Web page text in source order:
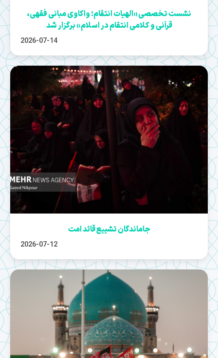
نشست تخصصی «الهیات انتقام؛ واکاوی مبانی فقهی،
قرآنی و کلامی انتقام در اسلام» برگزار شد
2026-07-14
جاماندگان تشییع قائد امت
2026-07-12